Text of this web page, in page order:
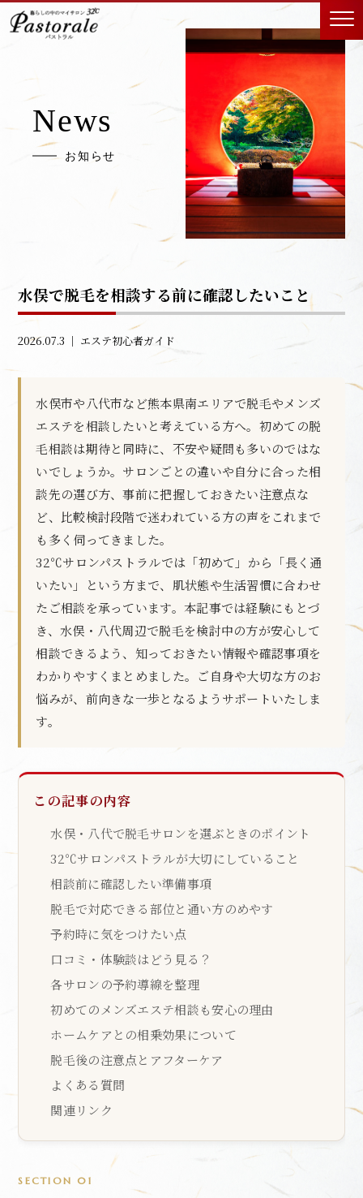
News
お知らせ
水俣で脱毛を相談する前に確認したいこと
2026.07.3 ｜ エステ初心者ガイド
水俣市や八代市など熊本県南エリアで脱毛やメンズ
エステを相談したいと考えている方へ。初めての脱
毛相談は期待と同時に、不安や疑問も多いのではな
いでしょうか。サロンごとの違いや自分に合った相
談先の選び方、事前に把握しておきたい注意点な
ど、比較検討段階で迷われている方の声をこれまで
も多く伺ってきました。
32℃サロンパストラルでは「初めて」から「長く通
いたい」という方まで、肌状態や生活習慣に合わせ
たご相談を承っています。本記事では経験にもとづ
き、水俣・八代周辺で脱毛を検討中の方が安心して
相談できるよう、知っておきたい情報や確認事項を
わかりやすくまとめました。ご自身や大切な方のお
悩みが、前向きな一歩となるようサポートいたしま
す。
この記事の内容
水俣・八代で脱毛サロンを選ぶときのポイント
32℃サロンパストラルが大切にしていること
相談前に確認したい準備事項
脱毛で対応できる部位と通い方のめやす
予約時に気をつけたい点
口コミ・体験談はどう見る？
各サロンの予約導線を整理
初めてのメンズエステ相談も安心の理由
ホームケアとの相乗効果について
脱毛後の注意点とアフターケア
よくある質問
関連リンク
SECTION 01